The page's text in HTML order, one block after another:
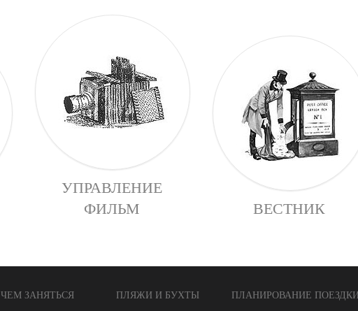
УПРАВЛЕНИЕ
ФИЛЬМ
ВЕСТНИК
ЧЕМ ЗАНЯТЬСЯ
ПЛЯЖИ И БУХТЫ
ПЛАНИРОВАНИЕ